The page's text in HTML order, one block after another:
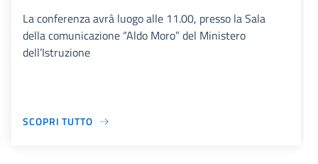
La conferenza avrà luogo alle 11.00, presso la Sala
della comunicazione “Aldo Moro” del Ministero
dell’Istruzione
SCOPRI TUTTO